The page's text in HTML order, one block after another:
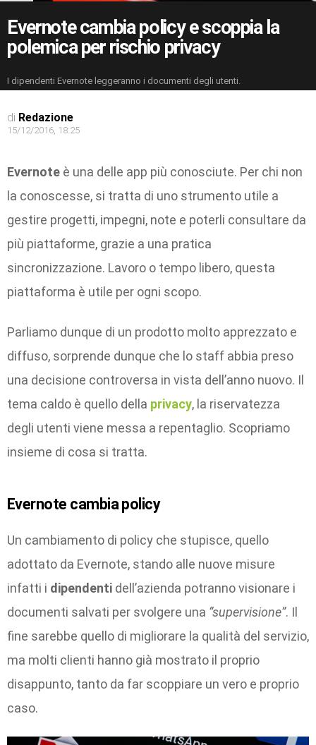
Evernote cambia policy e scoppia la
polemica per rischio privacy
I dipendenti Evernote leggeranno i documenti degli utenti.
di Redazione
15/12/2016, 18:25
Evernote è una delle app più conosciute. Per chi non
la conoscesse, si tratta di uno strumento utile a
gestire progetti, impegni, note e poterli consultare da
più piattaforme, grazie a una pratica
sincronizzazione. Lavoro o tempo libero, questa
piattaforma è utile per ogni scopo.
Parliamo dunque di un prodotto molto apprezzato e
diffuso, sorprende dunque che lo staff abbia preso
una decisione controversa in vista dell’anno nuovo. Il
tema caldo è quello della privacy, la riservatezza
degli utenti viene messa a repentaglio. Scopriamo
insieme di cosa si tratta.
Evernote cambia policy
Un cambiamento di policy che stupisce, quello
adottato da Evernote, stando alle nuove misure
infatti i dipendenti dell’azienda potranno visionare i
documenti salvati per svolgere una “supervisione”. Il
fine sarebbe quello di migliorare la qualità del servizio,
ma molti clienti hanno già mostrato il proprio
disappunto, tanto da far scoppiare un vero e proprio
caso.